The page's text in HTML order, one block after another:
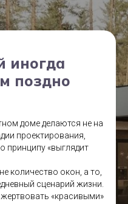
иногда
поздно
доме делаются не на
проектирования,
принципу «выглядит
количество окон, а то,
сценарий жизни.
«красивыми»